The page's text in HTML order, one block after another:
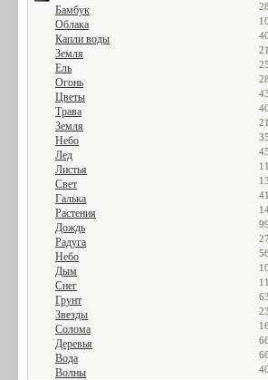
Бамбук 28
Облака
Капли воды 40
Земля 21
Ель 25
Огонь 28
Цветы 43
Трава 40
Земля 21
Небо 35
Лед 45
Листья
Свет
Галька 41
Растения
Дождь 99
Радуга 27
Небо 56
Дым
Снег 11
Грунт 63
Звезды 23
Солома 16
Деревья 66
Вода 66
Волны 40